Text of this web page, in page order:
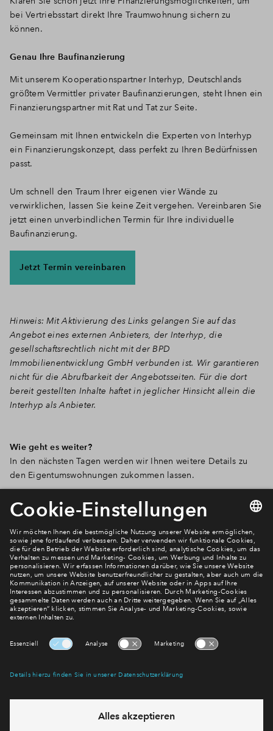
bei Vertriebsstart direkt Ihre Traumwohnung sichern zu
können.
Genau Ihre Baufinanzierung
Mit unserem Kooperationspartner Interhyp, Deutschlands
größtem Vermittler privater Baufinanzierungen, steht Ihnen ein
Finanzierungspartner mit Rat und Tat zur Seite.
Gemeinsam mit Ihnen entwickeln die Experten von Interhyp
ein Finanzierungskonzept, dass perfekt zu Ihren Bedürfnissen
passt.
Um schnell den Traum Ihrer eigenen vier Wände zu
verwirklichen, lassen Sie keine Zeit vergehen. Vereinbaren Sie
jetzt einen unverbindlichen Termin für Ihre individuelle
Baufinanzierung.
Jetzt Termin vereinbaren
Hinweis: Mit Aktivierung des Links gelangen Sie auf das
Angebot eines externen Anbieters, der Interhyp, die
gesellschaftsrechtlich nicht mit der BPD
Immobilienentwicklung GmbH verbunden ist. Wir garantieren
nicht für die Abrufbarkeit der Angebotsseiten. Für die dort
bereit gestellten Inhalte haftet in jeglicher Hinsicht allein die
Interhyp als Anbieter.
Wie geht es weiter?
In den nächsten Tagen werden wir Ihnen weitere Details zu
den Eigentumswohnungen zukommen lassen.
Newsletter Anmeldung
Verpassen Sie zu diesem Wohnprojekt keine Neuigkeiten
mehr! Wir halten Sie auf dem Laufenden – mit unserem
regelmäßig erscheinenden Newsletter informieren wir Sie
über den Stand dieses und weiterer Neubauprojekte.
Abonnieren
für unsereDatenschutzerklärung